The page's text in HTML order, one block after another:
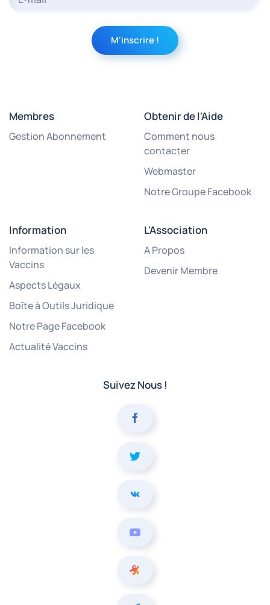
Membres
Gestion Abonnement
Obtenir de l'Aide
Comment nous
contacter
Webmaster
Notre Groupe Facebook
Information
Information sur les
Vaccins
Aspects Légaux
Boîte à Outils Juridique
Notre Page Facebook
Actualité Vaccins
L'Association
A Propos
Devenir Membre
Suivez Nous !